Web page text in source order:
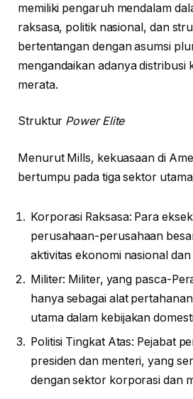
memiliki pengaruh mendalam
raksasa, politik nasional, dan
bertentangan dengan asumsi
mengandaikan adanya distribusi
merata.
Struktur Power Elite
Menurut Mills, kekuasaan di
bertumpu pada tiga sektor
Korporasi Raksasa: Para
perusahaan-perusahaan
aktivitas ekonomi nasional dan
Militer: Militer, yang pasca-
hanya sebagai alat
utama dalam kebijakan
Politisi Tingkat Atas: Pejabat
presiden dan menteri, yang
dengan sektor korporasi dan